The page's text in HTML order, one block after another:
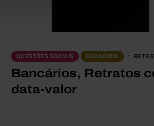
QUESTÕES SOCIAIS ECONOMIA
Bancários, Retratos
data-valor